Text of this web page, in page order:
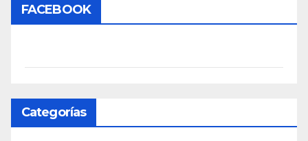
FACEBOOK
Categorías